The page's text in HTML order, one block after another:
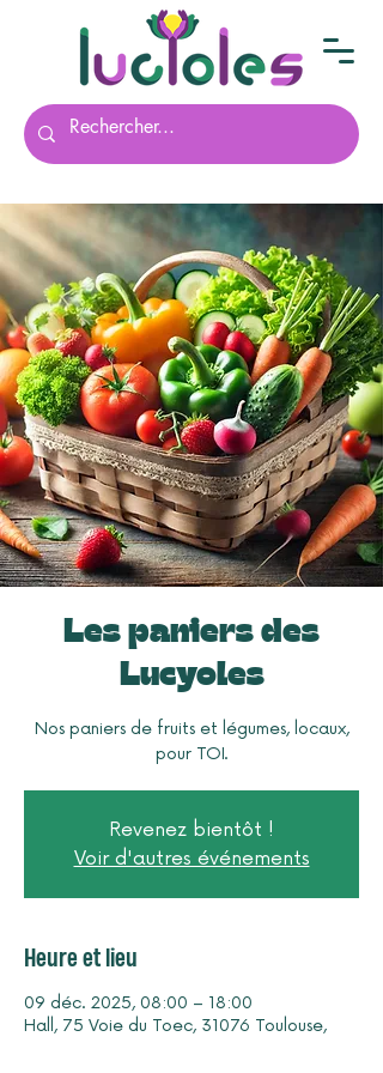
Les paniers des
Lucyoles
Nos paniers de fruits et légumes, locaux,
pour TOI.
Revenez bientôt !
Voir d'autres événements
Heure et lieu
09 déc. 2025, 08:00 – 18:00
Hall, 75 Voie du Toec, 31076 Toulouse,